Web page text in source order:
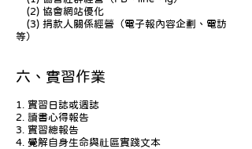
(2) 協會網站優化
(3) 捐款人關係經營（電子報內容企劃、電訪
等）
六、實習作業
1. 實習日誌或週誌
2. 讀書心得報告
3. 實習總報告
4. 覺解自身生命與社區實踐文本